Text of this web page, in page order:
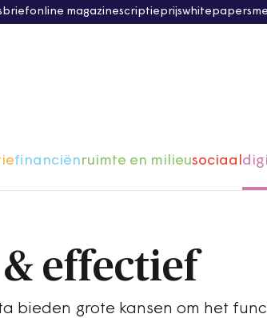
online magazinescriptieprijswhitepapers
financiënruimte en milieusociaal
effectief
bieden grote kansen om het